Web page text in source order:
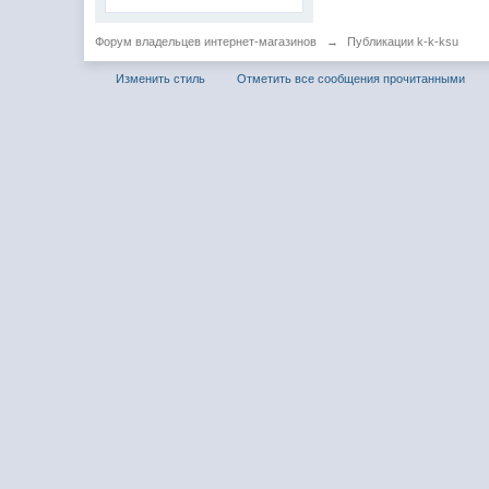
Форум владельцев интернет-магазинов → Публикации k-k-ksu
Изменить стиль Отметить все сообщения прочитанными